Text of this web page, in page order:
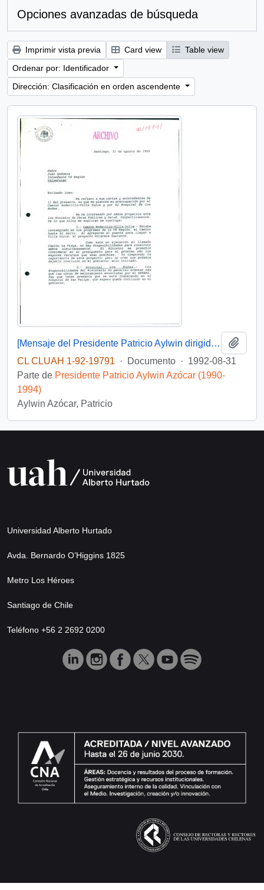
Opciones avanzadas de búsqueda
Imprimir vista previa Card view
Table view
Ordenar por: Identificador
Dirección: Clasificación en orden ascendente
[Mensaje del Presidente Patricio Aylwin dirigido al Intendente de la Región de Valparaíso]
CL CLUAH 1-92-19791
· Documento · 1992-08-31
Parte de Presidente Patricio Aylwin Azócar (1990-
1994)
Aylwin Azócar, Patricio
Universidad Alberto Hurtado
Avda. Bernardo O’Higgins 1825
Metro Los Héroes
Santiago de Chile
Teléfono +56 2 2692 0200